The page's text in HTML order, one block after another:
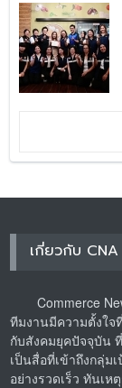
เกี่ยวกับ CNA
Commerce
ทีมงานมีความตั้งใจ
กับสังคมยุคปัจจุบัน
เป็นสื่อที่เข้าถึงกลุ่ม
อย่างรวดเร็ว ทันเห